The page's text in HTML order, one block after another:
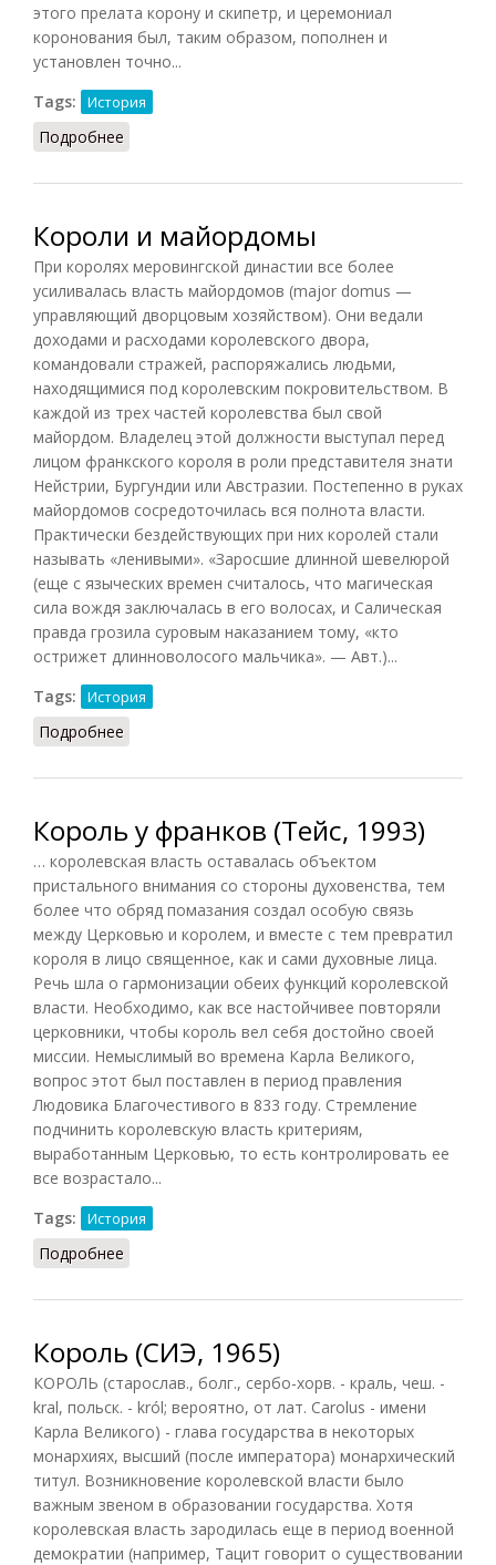
этого прелата корону и скипетр, и церемониал
коронования был, таким образом, пополнен и
установлен точно...
Tags:
История
Подробнее
Короли и майордомы
При королях меровингской династии все более
усиливалась власть майордомов (major domus —
управляющий дворцовым хозяйством). Они ведали
доходами и расходами королевского двора,
командовали стражей, распоряжались людьми,
находящимися под королевским покровительством. В
каждой из трех частей королевства был свой
майордом. Владелец этой должности выступал перед
лицом франкского короля в роли представителя знати
Нейстрии, Бургундии или Австразии. Постепенно в руках
майордомов сосредоточилась вся полнота власти.
Практически бездействующих при них королей стали
называть «ленивыми». «Заросшие длинной шевелюрой
(еще с языческих времен считалось, что магическая
сила вождя заключалась в его волосах, и Салическая
правда грозила суровым наказанием тому, «кто
острижет длинноволосого мальчика». — Авт.)...
Tags:
История
Подробнее
Король у франков (Тейс, 1993)
… королевская власть оставалась объектом
пристального внимания со стороны духовенства, тем
более что обряд помазания создал особую связь
между Церковью и королем, и вместе с тем превратил
короля в лицо священное, как и сами духовные лица.
Речь шла о гармонизации обеих функций королевской
власти. Необходимо, как все настойчивее повторяли
церковники, чтобы король вел себя достойно своей
миссии. Немыслимый во времена Карла Великого,
вопрос этот был поставлен в период правления
Людовика Благочестивого в 833 году. Стремление
подчинить королевскую власть критериям,
выработанным Церковью, то есть контролировать ее
все возрастало...
Tags:
История
Подробнее
Король (СИЭ, 1965)
КОРОЛЬ (старослав., болг., сербо-хорв. - краль, чеш. -
kral, польск. - król; вероятно, от лат. Carolus - имени
Карла Великого) - глава государства в некоторых
монархиях, высший (после императора) монархический
титул. Возникновение королевской власти было
важным звеном в образовании государства. Хотя
королевская власть зародилась еще в период военной
демократии (например, Тацит говорит о существовании